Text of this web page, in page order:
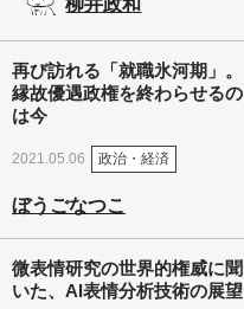
柳井政和
再び訪れる「就職氷河期」。
縁故優遇政権を終わらせるの
は今
2021.05.06 政治・経済
ぼうごなつこ
微表情研究の世界的権威に聞
いた、AI表情分析技術の展望